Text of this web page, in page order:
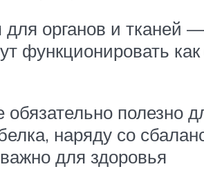
органов и тканей
функционировать
полезно
наряду со
для здоровья